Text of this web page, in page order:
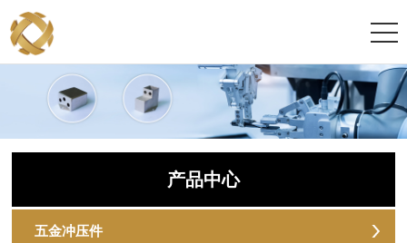
产品中心
五金冲压件